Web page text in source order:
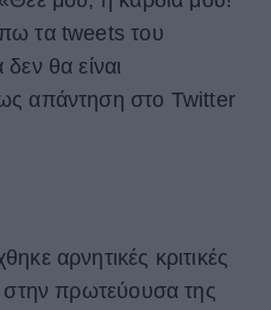
τα tweets του
θα είναι
απάντηση στο Twitter
αρνητικές κριτικές
στην πρωτεύουσα της